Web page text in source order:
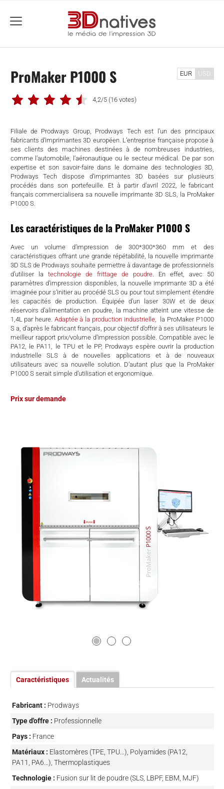
menu
ProMaker P1000 S
4,2/5 (16 votes)
Filiale de Prodways Group, Prodways Tech est l’un des principaux
fabricants d’imprimantes 3D européen. L’entreprise française propose à
ses clients des machines destinées à de nombreuses industries,
comme l’automobile, l’aéronautique ou le secteur médical. De par son
expertise et son savoir-faire dans le domaine des technologies 3D,
Prodways Tech dispose d’imprimantes 3D basées sur plusieurs
procédés dans son portefeuille. Et à partir d’avril 2022, le fabricant
français commercialisera sa nouvelle imprimante 3D SLS, la ProMaker
P1000 S.
Les caractéristiques de la ProMaker P1000 S
Avec un volume d’impression de 300*300*360 mm et des
caractéristiques offrant une grande répétabilité, la nouvelle imprimante
3D SLS de Prodways souhaite permettre à davantage de professionnels
d’utiliser la technologie de frittage de poudre. En effet, avec 50
paramètres d’impression disponibles, la nouvelle imprimante 3D a été
imaginée pour s’initier au procédé SLS ou pour tout simplement étendre
les capacités de production.
Équipée d’un laser 30W et de deux
réservoirs d’alimentation en poudre, la machine atteint une vitesse de
1,4L par heure. Adaptée à la production industrielle, la ProMaker P1000
S a, d’après le fabricant français, pour objectif d’offrir à ses utilisateurs le
meilleur rapport prix/volume d’impression possible. Compatible avec le
PA12, le PA11, le TPU et le PP, Prodways espère ouvrir la production
industrielle SLS à de nouvelles applications et à de nouveaux
utilisateurs avec sa nouvelle solution. D’autant plus que la ProMaker
P1000 S serait simple d’utilisation et ergonomique.
EUR USD
Prix sur demande
Caractéristiques Actualités
Fabricant : Prodways
Type d'offre : Professionnelle
Pays : France
Matériaux : Elastomères (TPE, TPU...), Polyamides (PA12,
PA11, PA6...), Thermoplastiques
Technologie : Fusion sur lit de poudre (SLS, LBPF, EBM, MJF)